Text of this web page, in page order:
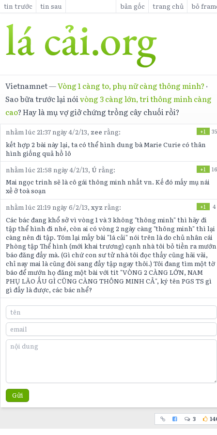
tin trước tin sau bản gốc trang chủ bỏ
Vietnamnet—Vòng 1 càng to, phụ nữ càng thông minh? ·
Sao bữa trước lại nóivòng 3 càng lớn, trí thông minh càng
cao? Hay là mụ vợ giở chứng trồng cây chuối rồi?
nhằm lúc 21:37 ngày 4/2/13, zee rằng: +1 35
kết hợp 2 bài này lại, ta có thể hình dung bà Marie Curie có thân
hình giống quả hồ lô
nhằm lúc 21:58 ngày 4/2/13, Ú rằng: +1 16
Mai ngọc trinh sẽ là cô gái thông minh nhất vn. Kế đó mấy mụ nái
xề ở toà soạn
nhằm lúc 21:19 ngày 6/2/13,xyz rằng: +1 4
Các bác đang khổ sở vì vòng 1 và 3 không "thông minh" thì hãy đi
tập thể hình đi nhé, còn ai có vòng 2 ngày càng "thông minh" thì lại
càng nên đi tập. Tóm lại mấy bài "lá cải" nói trên là do chủ nhân cái
Phòng tập Thể hình (mới khai trương) cạnh nhà tôi bỏ tiền ra mướn
báo đăng đấy mà. (Gì chứ con sư tử nhà tôi đọc thấy cũng hãi vãi,
chỉ nay mai là cũng đòi sang đấy tập ngay thôi.) Tôi đang tìm một tờ
báo để mướn họ đăng một bài với tít "VÒNG 2 CÀNG LỚN, NAM
PHỤ LÃO ẤU GÌ CŨNG CÀNG THÔNG MINH CẢ", ký tên PGS TS gì
gì đấy là được, các bác nhể?
Gửi
3